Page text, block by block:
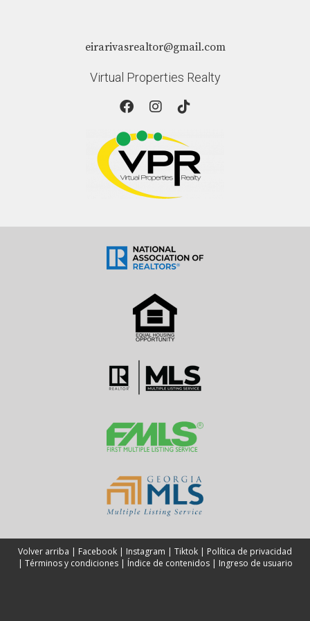
¿Cómo puedo asegurarme de cumplir con
todas las regulaciones?
Trabajar con un agente inmobiliario local como Eira
asegurarte de cumplirlas. Si tienes más preguntas o
deseas iniciar tu viaje hacia la inversión inmobiliaria
exitosa en Atlanta, ¡contáctame hoy mismo!
eirarivasrealtor@gmail.com
Virtual Properties Realty
Volver arriba | Facebook | Instagram | Tiktok | Política de privacidad
| Términos y condiciones| Índice de contenidos| Ingreso de usuario